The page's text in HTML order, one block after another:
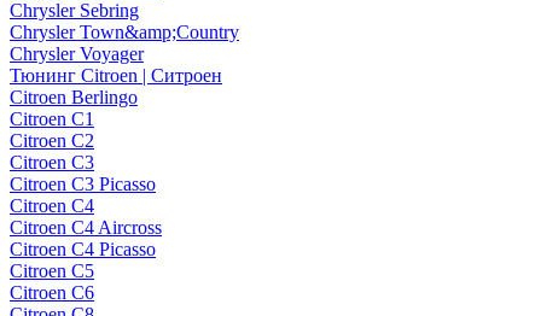
Chrysler Sebring
Chrysler Town&amp;Country
Chrysler Voyager
Тюнинг Citroen | Ситроен
Citroen Berlingo
Citroen C1
Citroen C2
Citroen C3
Citroen C3 Picasso
Citroen C4
Citroen C4 Aircross
Citroen C4 Picasso
Citroen C5
Citroen C6